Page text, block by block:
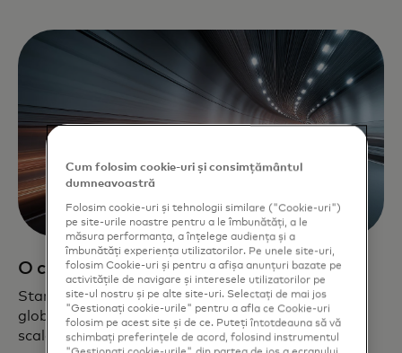
O cale rapidă către extindere
Startup-urile se bazează pe rețeaua noastră
globală, parteneriatele și soluțiile fintech pentru a
scala cu succes.
Cum folosim cookie-uri și consimțământul
dumneavoastră
Folosim cookie-uri și tehnologii similare ("Cookie-uri")
pe site-urile noastre pentru a le îmbunătăți, a le
măsura performanța, a înțelege audiența și a
îmbunătăți experiența utilizatorilor. Pe unele site-uri,
folosim Cookie-uri și pentru a afișa anunțuri bazate pe
activitățile de navigare și interesele utilizatorilor pe
site-ul nostru și pe alte site-uri. Selectați de mai jos
"Gestionați cookie-urile" pentru a afla ce Cookie-uri
folosim pe acest site și de ce. Puteți întotdeauna să vă
schimbați preferințele de acord, folosind instrumentul